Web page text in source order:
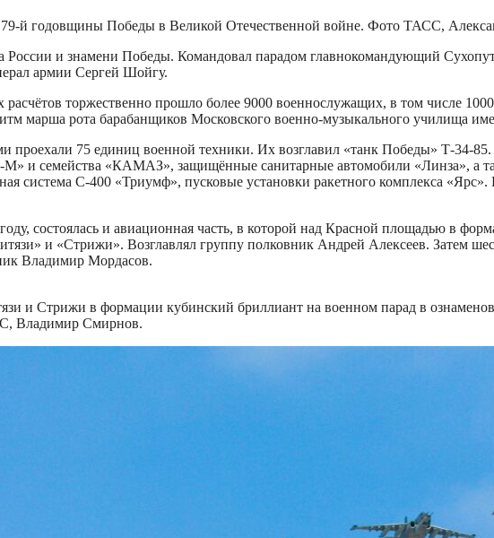
й годовщины Победы в Великой Отечественной войне. Фото ТАСС,
России и знамени Победы. Командовал парадом главнокомандующий
армии Сергей Шойгу.
торжественно прошло более 9000 военнослужащих, в том числе
марша рота барабанщиков Московского военно-музыкального училища
проехали 75 единиц военной техники. Их возглавил «танк Победы» Т-34-
и семейства «КАМАЗ», защищённые санитарные автомобили «Линза», а
система С-400 «Триумф», пусковые установки ракетного комплекса
состоялась и авиационная часть, в которой над Красной площадью в
и «Стрижи». Возглавлял группу полковник Андрей Алексеев. Затем
Владимир Мордасов.
и Стрижи в формации кубинский бриллиант на военном парад в
Владимир Смирнов.